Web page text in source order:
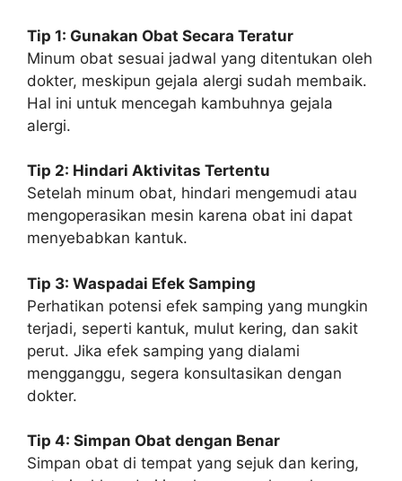
Tip 1: Gunakan Obat Secara Teratur
Minum obat sesuai jadwal yang ditentukan oleh
dokter, meskipun gejala alergi sudah membaik.
Hal ini untuk mencegah kambuhnya gejala
alergi.
Tip 2: Hindari Aktivitas Tertentu
Setelah minum obat, hindari mengemudi atau
mengoperasikan mesin karena obat ini dapat
menyebabkan kantuk.
Tip 3: Waspadai Efek Samping
Perhatikan potensi efek samping yang mungkin
terjadi, seperti kantuk, mulut kering, dan sakit
perut. Jika efek samping yang dialami
mengganggu, segera konsultasikan dengan
dokter.
Tip 4: Simpan Obat dengan Benar
Simpan obat di tempat yang sejuk dan kering,